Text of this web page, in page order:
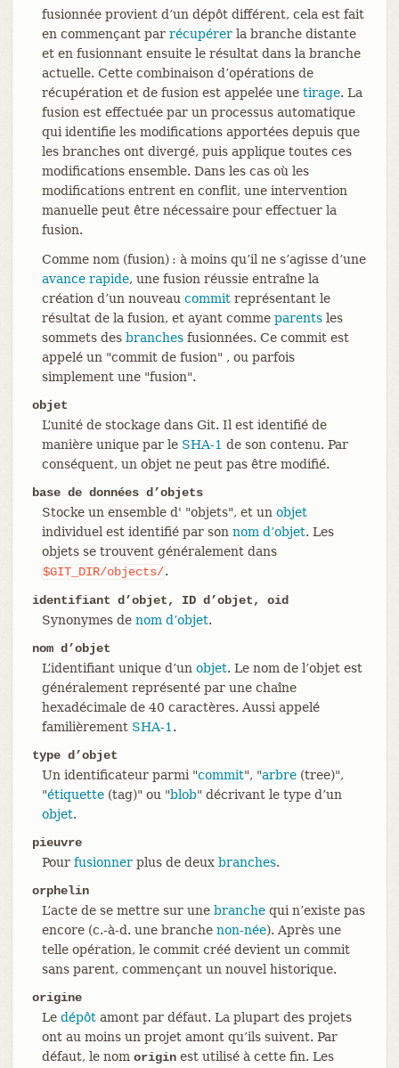
fusionnée provient d’un dépôt différent, cela est fait
en commençant par récupérerla branche distante
et en fusionnant ensuite le résultat dans la branche
actuelle. Cette combinaison d’opérations de
récupération et de fusion est appelée une tirage. La
fusion est effectuée par un processus automatique
qui identifie les modifications apportées depuis que
les branches ont divergé, puis applique toutes ces
modifications ensemble. Dans les cas où les
modifications entrent en conflit, une intervention
manuelle peut être nécessaire pour effectuer la
fusion.
Comme nom (fusion) : à moins qu’il ne s’agisse d’une
avance rapide, une fusion réussie entraîne la
création d’un nouveau commitreprésentant le
résultat de la fusion, et ayant comme parentsles
sommets des branchesfusionnées. Ce commit est
appelé un "commit de fusion" , ou parfois
simplement une "fusion".
objet
L’unité de stockage dans Git. Il est identifié de
manière unique par le SHA-1 de son contenu. Par
conséquent, un objet ne peut pas être modifié.
base de données d’objets
Stocke un ensemble d' "objets", et un objet
individuel est identifié par son nom d’objet. Les
objets se trouvent généralement dans
$GIT_DIR/objects/.
identifiant d’objet, ID d’objet, oid
Synonymes de nom d’objet.
nom d’objet
L’identifiant unique d’un objet. Le nom de l’objet est
généralement représenté par une chaîne
hexadécimale de 40 caractères. Aussi appelé
familièrement SHA-1 .
type d’objet
Un identificateur parmi "commit", "arbre(tree)",
"étiquette(tag)" ou "blob" décrivant le type d’un
objet.
pieuvre
Pour fusionnerplus de deux branches.
orphelin
L’acte de se mettre sur une branchequi n’existe pas
encore (c.-à-d. une branche non-née). Après une
telle opération, le commit créé devient un commit
sans parent, commençant un nouvel historique.
origine
Le dépôtamont par défaut. La plupart des projets
ont au moins un projet amont qu’ils suivent. Par
défaut, le nom originest utilisé à cette fin. Les